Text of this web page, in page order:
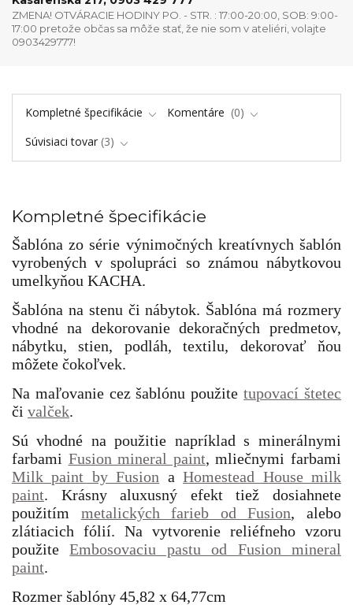
ZMENA! OTVÁRACIE HODINY PO. - STR. : 17:00-20:00, SOB: 9:00-
17:00 pretože občas sa môže stať, že nie som v ateliéri, volajte
0903429777!
Kompletné špecifikácie Komentáre
0
Súvisiaci tovar 3
Kompletné špecifikácie
Šablóna zo série výnimočných kreatívnych šablón
vyrobených v spolupráci so známou nábytkovou
umelkyňou KACHA.
Šablóna na stenu či nábytok. Šablóna má rozmery
vhodné na dekorovanie dekoračných predmetov,
nábytku, stien, podláh, textilu, dekorovať ňou
môžete čokoľvek.
Na maľovanie cez šablónu použitetupovací štetec
či valček.
Sú vhodné na použitie napríklad s minerálnymi
farbami Fusion mineral paint, mliečnymi farbami
Milk paint by Fusion aHomestead House milk
paint. Krásny aluxusný efekt tiež dosiahnete
použitím metalických farieb od Fusion, alebo
zlátiacich fólií. Na vytvorenie reliéfneho vzoru
použiteEmbosovaciu pastu od Fusion mineral
paint.
Rozmer šablóny 45,82 x 64,77cm